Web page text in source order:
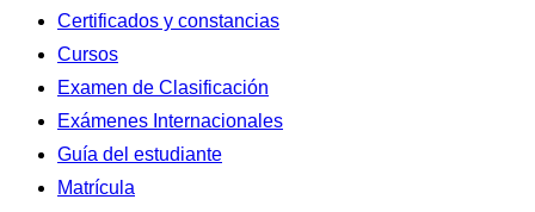
Certificados y constancias
Cursos
Examen de Clasificación
Exámenes Internacionales
Guía del estudiante
Matrícula